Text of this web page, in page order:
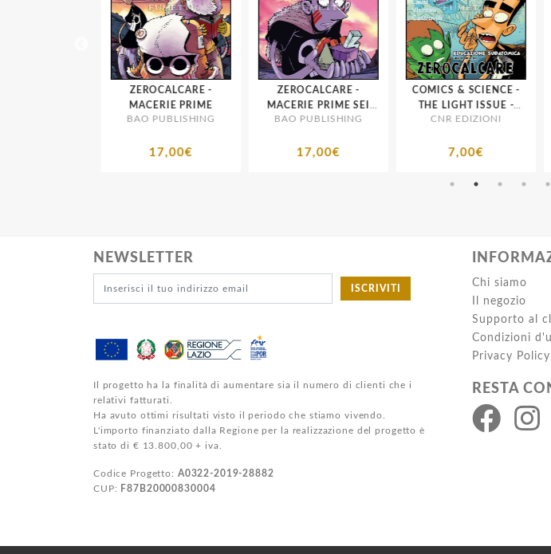
ZEROCALCARE -
MACERIE PRIME
BAO PUBLISHING
17,00€
ZEROCALCARE -
MACERIE PRIME SEI
MESI DOPO
BAO PUBLISHING
17,00€
COMICS & SCIENCE -
THE LIGHT ISSUE -
EDUCAZIONE
STORIA DI
CNR EDIZIONI
7,00€
NEWSLETTER
ISCRIVITI
Il progetto ha la finalità di aumentare sia il numero di clienti che i
relativi fatturati.
Ha avuto ottimi risultati visto il periodo che stiamo vivendo.
L'importo finanziato dalla Regione per la realizzazione del progetto è
stato di € 13.800,00 + iva.
Codice Progetto: A0322-2019-28882
CUP: F87B20000830004
Chi siamo
Il negozio
Supporto al
Condizioni
Privacy Policy
RESTA